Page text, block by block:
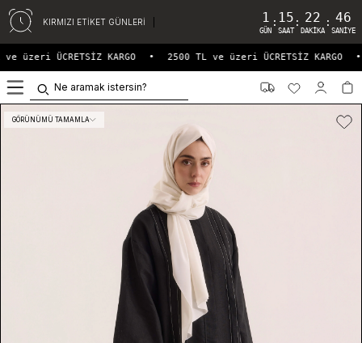
KIRMIZI ETİKET GÜNLERİ 1
GÜN
: 15
SAAT
: 22
DAKIKA
: 46
SANIYE
üzeri ÜCRETSİZ KARGO 2500 TL ve üzeri ÜCRETSİZ KARGO
GÖRÜNÜMÜ TAMAMLA